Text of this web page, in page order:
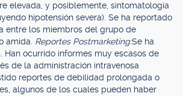
elevada, y posiblemente, sintomatología
hipotensión severa). Se ha reportado
entre los miembros del grupo de
amida. Reportes Postmarketing:Se ha
Han ocurrido informes muy escasos de
de la administración intravenosa
reportes de debilidad prolongada o
algunos de los cuales pueden haber